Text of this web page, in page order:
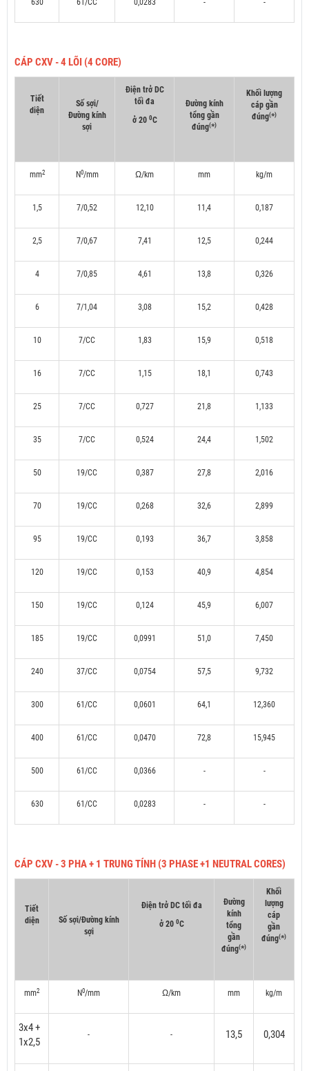
630 61/CC 0,0283 - -
CÁP CXV - 4 LÕI (4 CORE)
Tiết
diện
Số sợi/
Đường kính
sợi
Điện trở DC
tối đa
ở 20 0C
Đường kính
tổng gần
đúng(*)
Khối lượng
cáp gần
đúng(*)
mm2 N0/mm Ω/km mm kg/m
1,5 7/0,52 12,10 11,4 0,187
2,5 7/0,67 7,41 12,5 0,244
4 7/0,85 4,61 13,8 0,326
6 7/1,04 3,08 15,2 0,428
10 7/CC 1,83 15,9 0,518
16 7/CC 1,15 18,1 0,743
25 7/CC 0,727 21,8 1,133
35 7/CC 0,524 24,4 1,502
50 19/CC 0,387 27,8 2,016
70 19/CC 0,268 32,6 2,899
95 19/CC 0,193 36,7 3,858
120 19/CC 0,153 40,9 4,854
150 19/CC 0,124 45,9 6,007
185 19/CC 0,0991 51,0 7,450
240 37/CC 0,0754 57,5 9,732
300 61/CC 0,0601 64,1 12,360
400 61/CC 0,0470 72,8 15,945
500 61/CC 0,0366 - -
630 61/CC 0,0283 - -
CÁP CXV - 3 PHA + 1 TRUNG TÍNH (3 PHASE +1 NEUTRAL CORES)
Tiết
diện
Số sợi/Đường kính
sợi
Điện trở DC tối đa
ở 20 0C
Đường
kính
tổng
gần
đúng(*)
Khối
lượng
cáp
gần
đúng(*)
mm2 N0/mm Ω/km mm kg/m
3x4 +
1x2,5
- - 13,5 0,304